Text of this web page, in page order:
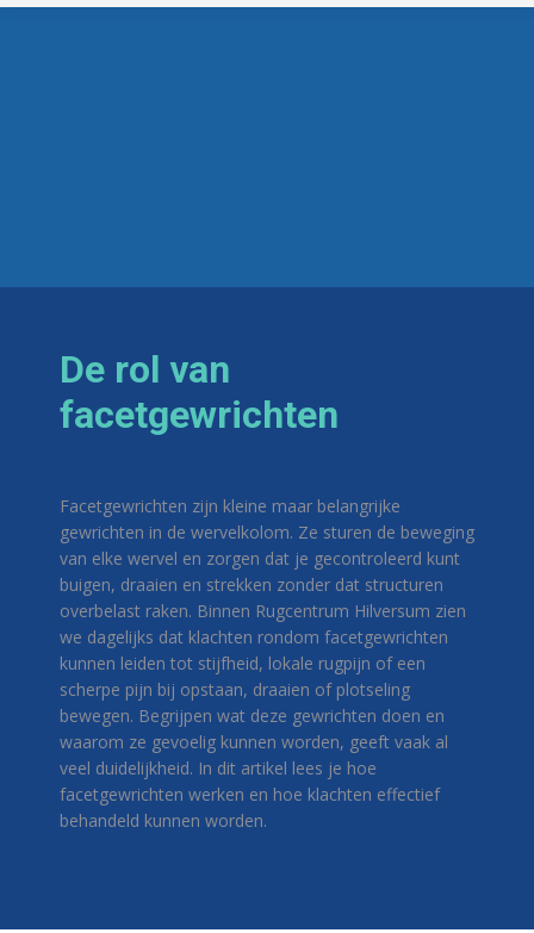
De rol van
facetgewrichten
Facetgewrichten zijn kleine maar belangrijke
gewrichten in de wervelkolom. Ze sturen de beweging
van elke wervel en zorgen dat je gecontroleerd kunt
buigen, draaien en strekken zonder dat structuren
overbelast raken. Binnen Rugcentrum Hilversum zien
we dagelijks dat klachten rondom facetgewrichten
kunnen leiden tot stijfheid, lokale rugpijn of een
scherpe pijn bij opstaan, draaien of plotseling
bewegen. Begrijpen wat deze gewrichten doen en
waarom ze gevoelig kunnen worden, geeft vaak al
veel duidelijkheid. In dit artikel lees je hoe
facetgewrichten werken en hoe klachten effectief
behandeld kunnen worden.